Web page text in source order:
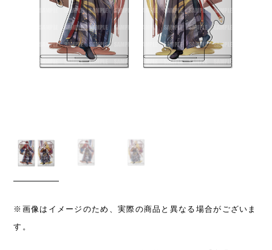
※画像はイメージのため、実際の商品と異なる場合がございま
す。